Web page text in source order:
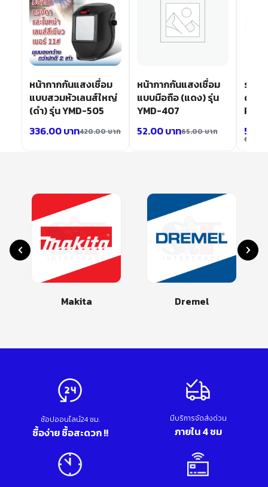
หน้ากากกันแสงเชื่อม
แบบสวมหัวเลนส์ใหญ่
(ดำ) รุ่น YMD-505
420.00บาท
336.00บาท
หน้ากากกันแสงเชื่อม
แบบมือถือ (แดง) รุ่น
YMD-407
65.00บาท
52.00บาท
รอง
ดำ เ
Dremel Bosch
ช้อปออนไลน์24 ชม.
ซื้อง่าย ซื้อสะดวก !!
มีบริการจัดส่งด่วน
ภายใน 4 ชม